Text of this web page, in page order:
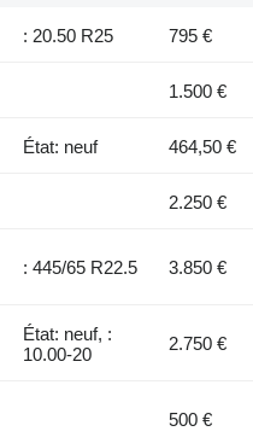
: 20.50 R25 795 €
1.500 €
État: neuf 464,50 €
2.250 €
: 445/65 R22.5 3.850 €
État: neuf, :
10.00-20
2.750 €
500 €